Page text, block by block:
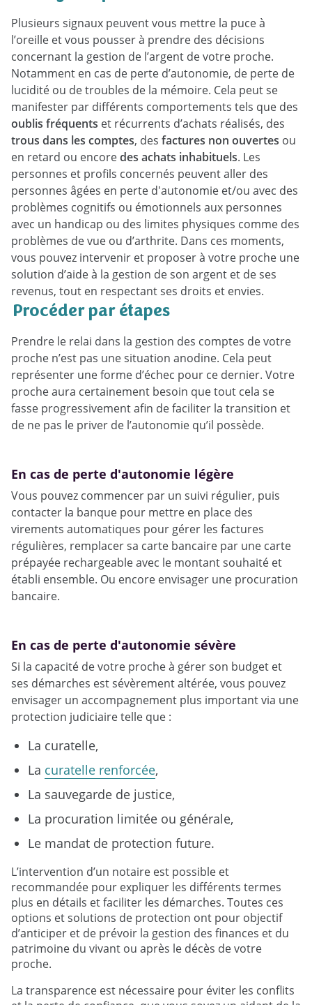
Plusieurs signaux peuvent vous mettre la puce à
l’oreille et vous pousser à prendre des décisions
concernant la gestion de l’argent de votre proche.
Notamment en cas de perte d’autonomie, de perte de
lucidité ou de troubles de la mémoire. Cela peut se
manifester par différents comportements tels que des
oublis fréquents et récurrents d’achats réalisés, des
trous dans les comptes, des factures non ouvertes ou
en retard ou encoredes achats inhabituels. Les
personnes et profils concernés peuvent aller des
personnes âgées en perte d'autonomie et/ou avec des
problèmes cognitifs ou émotionnels aux personnes
avec un handicap ou des limites physiques comme des
problèmes de vue ou d’arthrite. Dans ces moments,
vous pouvez intervenir et proposer à votre proche une
solution d’aide à la gestion de son argent et de ses
revenus, tout en respectant ses droits et envies.
Procéder par étapes
Prendre le relai dans la gestion des comptes de votre
proche n’est pas une situation anodine. Cela peut
représenter une forme d’échec pour ce dernier. Votre
proche aura certainement besoin que tout cela se
fasse progressivement afin de faciliter la transition et
de ne pas le priver de l’autonomie qu’il possède.
En cas de perte d'autonomie légère
Vous pouvez commencer par un suivi régulier, puis
contacter la banque pour mettre en place des
virements automatiques pour gérer les factures
régulières, remplacer sa carte bancaire par une carte
prépayée rechargeable avec le montant souhaité et
établi ensemble. Ou encore envisager une procuration
bancaire.
En cas de perte d'autonomie sévère
Si la capacité de votre proche à gérer son budget et
ses démarches est sévèrement altérée, vous pouvez
envisager un accompagnement plus important via une
protection judiciaire telle que :
La curatelle,
La curatelle renforcée,
La sauvegarde de justice,
La procuration limitée ou générale,
Le mandat de protection future.
L’intervention d’un notaire est possible et
recommandée pour expliquer les différents termes
plus en détails et faciliter les démarches. Toutes ces
options et solutions de protection ont pour objectif
d’anticiper et de prévoir la gestion des finances et du
patrimoine du vivant ou après le décès de votre
proche.
La transparence est nécessaire pour éviter les conflits